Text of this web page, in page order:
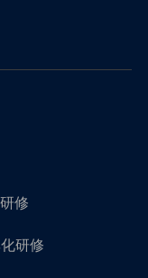
修
研修